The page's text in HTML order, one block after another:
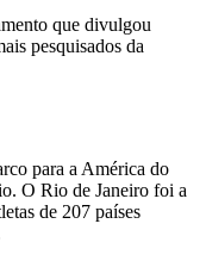
que divulgou
pesquisados da
para a América do
O Rio de Janeiro foi a
de 207 países